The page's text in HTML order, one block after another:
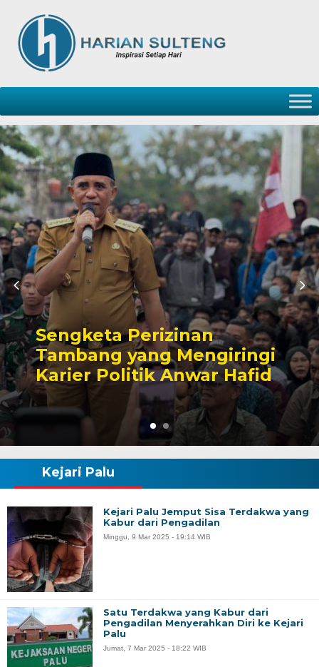
Sengketa Perizinan
Tambang yang Mengiringi
Karier Politik Anwar Hafid
Kejari Palu
Kejari Palu Jemput Sisa Terdakwa yang
Kabur dari Pengadilan
Minggu, 9 Mar 2025 - 19:14 WIB
Satu Terdakwa yang Kabur dari
Pengadilan Menyerahkan Diri ke Kejari
Palu
Jumat, 7 Mar 2025 - 18:22 WIB